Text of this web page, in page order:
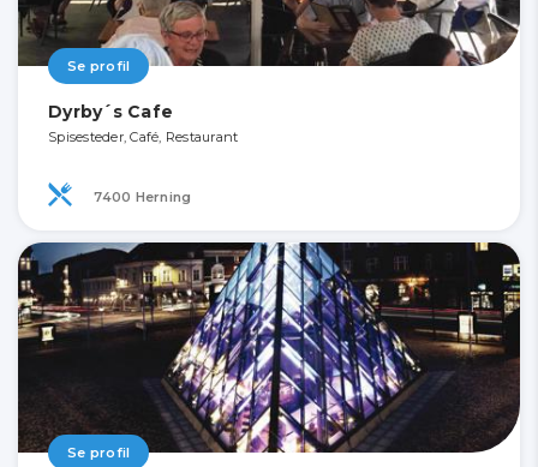
Se profil
Dyrby´s Cafe
Spisesteder, Café, Restaurant
7400 Herning
Se profil